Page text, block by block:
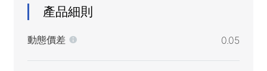
產品細則
動態價差 0.05